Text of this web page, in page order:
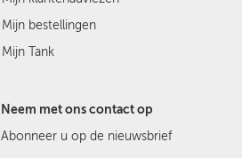
Mijn bestellingen
Mijn Tank
Neem met ons contact op
Abonneer u op de nieuwsbrief